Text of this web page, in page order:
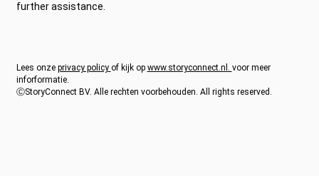
further assistance.
Lees onze privacy policy of kijk op www.storyconnect.nl. voor meer
inforformatie.
ⒸStoryConnect BV. Alle rechten voorbehouden. All rights reserved.